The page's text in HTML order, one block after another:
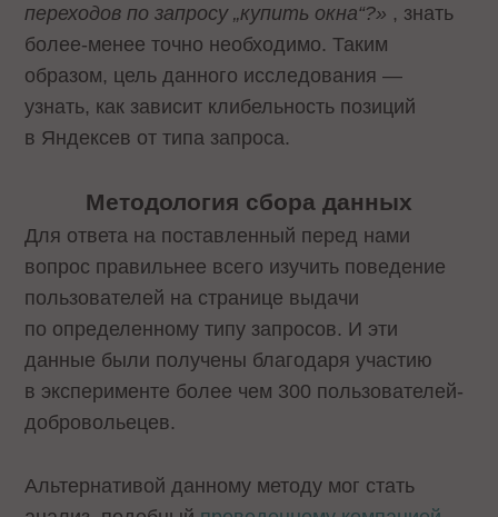
переходов по запросу „купить окна“?» , знать
более-менее точно необходимо. Таким
образом, цель данного исследования —
узнать, как зависит клибельность позиций
в Яндексев от типа запроса.
Методология сбора данных
Для ответа на поставленный перед нами
вопрос правильнее всего изучить поведение
пользователей на странице выдачи
по определенному типу запросов. И эти
данные были получены благодаря участию
в эксперименте более чем 300 пользователей-
добровольецев.
Альтернативой данному методу мог стать